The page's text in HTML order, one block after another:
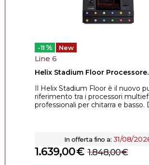
-11 % New
Line 6
Helix Stadium Floor
Il Helix Stadium Floor è il nuovo
riferimento tra i processori
professionali per chitarra e basso.
In offerta fino a: 31/08/
€
1.639,00 €
1.848,00